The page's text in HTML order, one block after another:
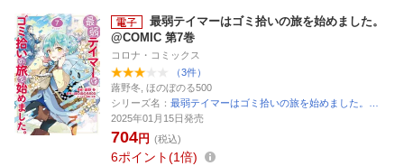
最弱テイマーはゴミ拾いの旅を始めました。
@COMIC 第7巻
コロナ・コミックス
（3件）
蕗野冬, ほのぼのる500
シリーズ名： 最弱テイマーはゴミ拾いの旅を始めました。…
2025年01月15日発売
704円 (税込)
6ポイント 1倍